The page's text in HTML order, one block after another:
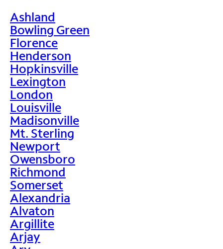
Ashland
Bowling Green
Florence
Henderson
Hopkinsville
Lexington
London
Louisville
Madisonville
Mt. Sterling
Newport
Owensboro
Richmond
Somerset
Alexandria
Alvaton
Argillite
Arjay